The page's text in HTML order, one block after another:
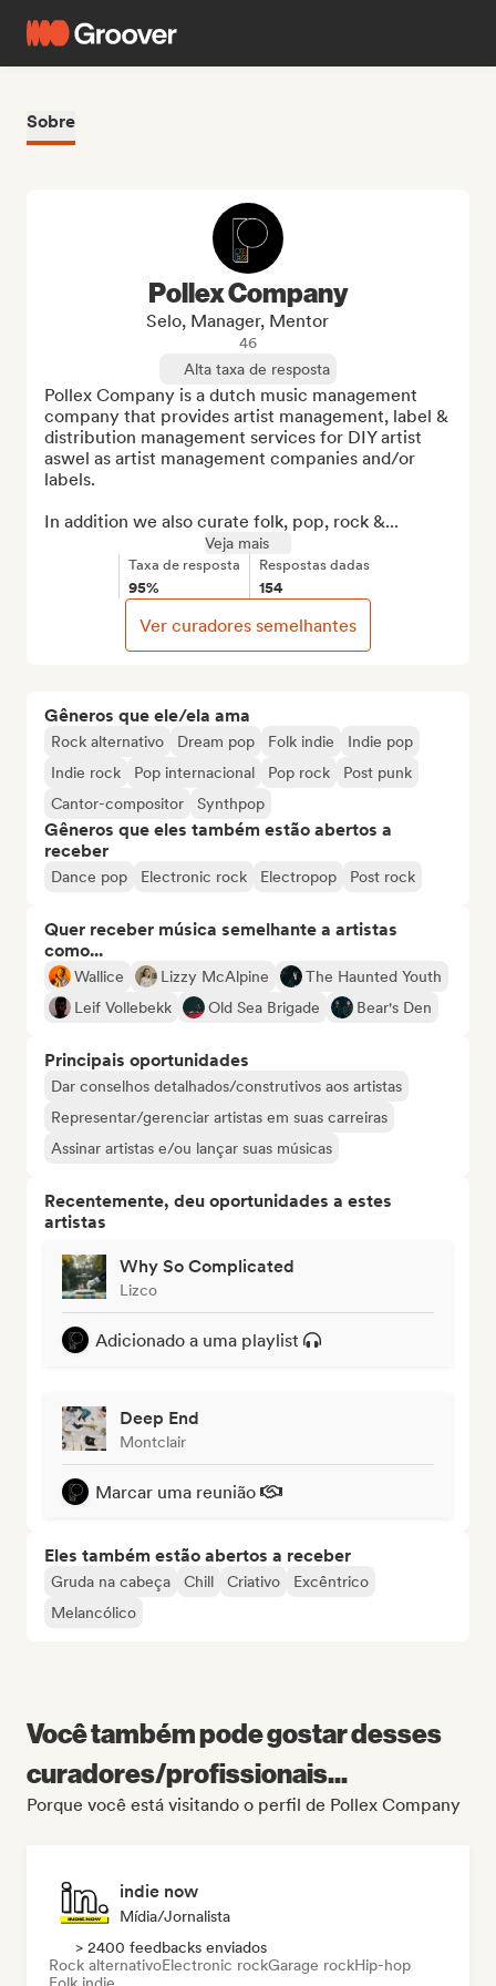
Sobre
Gêneros que ele/ela ama
Rock alternativo Dream pop Folk indie
Indie pop
Indie rock
Pop internacional Pop rock
Post punk
Cantor-compositor
Synthpop
Gêneros que eles também estão abertos a
receber
Dance pop Electronic rock Electropop Post rock
Quer receber música semelhante a artistas
como...
Wallice Lizzy McAlpine
The Haunted Youth
Leif Vollebekk
Old Sea Brigade Bear's Den
Principais oportunidades
Dar conselhos detalhados/construtivos aos artistas
Representar/gerenciar artistas em suas carreiras
Assinar artistas e/ou lançar suas músicas
Recentemente, deu oportunidades a estes
artistas
Why So Complicated
Lizco
Adicionado a uma playlist
Deep End
Montclair
Marcar uma reunião
Eles também estão abertos a receber
Gruda na cabeça Chill Criativo
Excêntrico
Melancólico
Pollex Company
Selo, Manager, Mentor
46
Alta taxa de resposta
Pollex Company is a dutch music management
company that provides artist management, label &
distribution management services for DIY artist
aswel as artist management companies and/or
labels.
In addition we also curate folk, pop, rock &...
Veja mais
Taxa de resposta
95%
Respostas dadas
154
Ver curadores semelhantes
Você também pode gostar desses
curadores/profissionais...
Porque você está visitando o perfil de Pollex Company
indie now
Mídia/Jornalista
> 2400 feedbacks enviados
Rock alternativoElectronic rockGarage rockHip-hop